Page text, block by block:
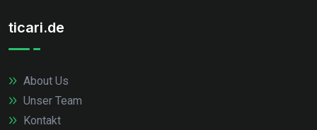
ticari.de
About Us
Unser Team
Kontakt